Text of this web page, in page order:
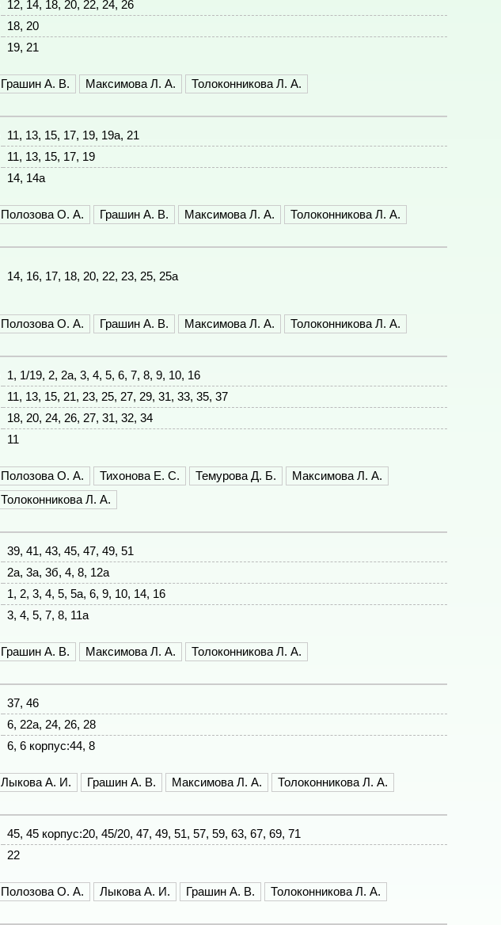
12, 14, 18, 20, 22, 24, 26
18, 20
19, 21
Грашин А. В. Максимова Л. А. Толоконникова Л. А.
11, 13, 15, 17, 19, 19а, 21
11, 13, 15, 17, 19
14, 14а
Полозова О. А. Грашин А. В. Максимова Л. А. Толоконникова Л. А.
14, 16, 17, 18, 20, 22, 23, 25, 25а
Полозова О. А. Грашин А. В. Максимова Л. А. Толоконникова Л. А.
1, 1/19, 2, 2а, 3, 4, 5, 6, 7, 8, 9, 10, 16
11, 13, 15, 21, 23, 25, 27, 29, 31, 33, 35, 37
18, 20, 24, 26, 27, 31, 32, 34
11
Полозова О. А. Тихонова Е. С. Темурова Д. Б.
Максимова Л. А.
Толоконникова Л. А.
39, 41, 43, 45, 47, 49, 51
2а, 3а, 3б, 4, 8, 12а
1, 2, 3, 4, 5, 5а, 6, 9, 10, 14, 16
3, 4, 5, 7, 8, 11а
Грашин А. В. Максимова Л. А. Толоконникова Л. А.
37, 46
6, 22а, 24, 26, 28
6, 6 корпус:44, 8
Лыкова А. И. Грашин А. В. Максимова Л. А. Толоконникова Л. А.
45, 45 корпус:20, 45/20, 47, 49, 51, 57, 59, 63, 67, 69, 71
22
Полозова О. А. Лыкова А. И. Грашин А. В. Толоконникова Л. А.